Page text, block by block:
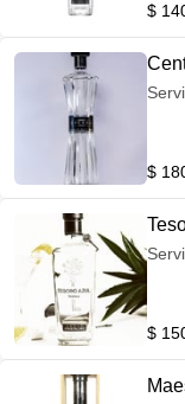
$
$
$